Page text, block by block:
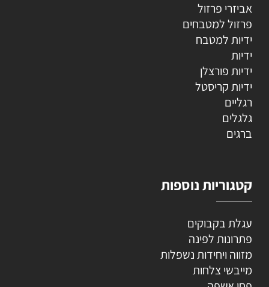
אביזרי פרזול
פרזול למטבחים
ידיות למטבח
ידיות
ידיות פורצלן
ידיות קריסטל
רגליים
גלגלים
ברגים
קטגוריות נוספות
עגלת בקבוקים
פתרונות לפינה
מזווה ויחידות נשפלות
מייבשי צלחות